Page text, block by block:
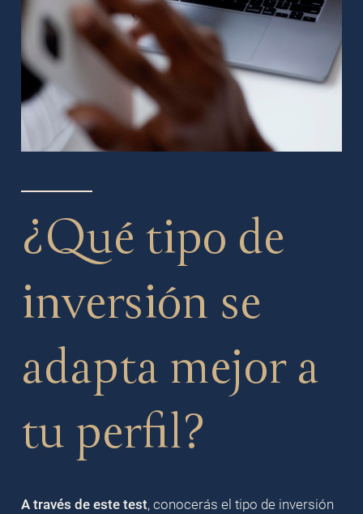
¿Qué tipo de
inversión se
adapta mejor a
tu perfil?
A través de este test, conocerás el tipo de inversión